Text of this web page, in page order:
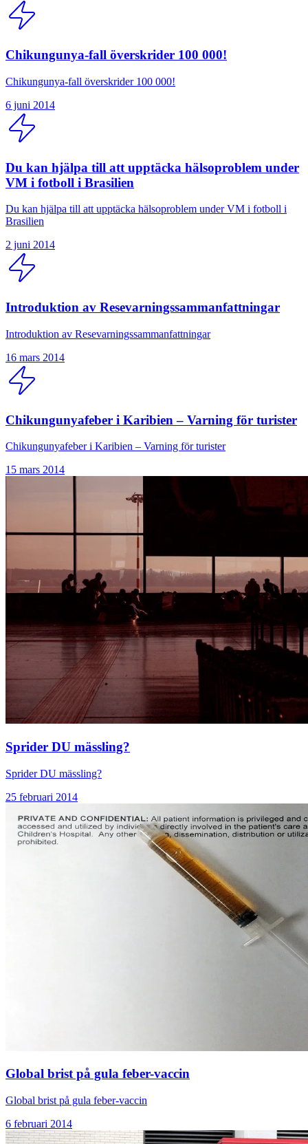
Chikungunya-fall överskrider 100 000!
Chikungunya-fall överskrider 100 000!
6 juni 2014
Du kan hjälpa till att upptäcka hälsoproblem under
VM i fotboll i Brasilien
Du kan hjälpa till att upptäcka hälsoproblem under VM i fotboll i
Brasilien
2 juni 2014
Introduktion av Resevarningssammanfattningar
Introduktion av Resevarningssammanfattningar
16 mars 2014
Chikungunyafeber i Karibien – Varning för turister
Chikungunyafeber i Karibien – Varning för turister
15 mars 2014
Sprider DU mässling?
Sprider DU mässling?
25 februari 2014
Global brist på gula feber-vaccin
Global brist på gula feber-vaccin
6 februari 2014